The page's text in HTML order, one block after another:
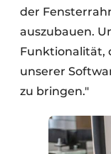
der
auszubauen.
Funktionalität,
unserer
zu bringen."